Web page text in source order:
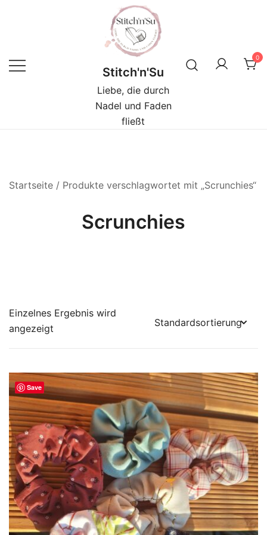
Stitch'n'Su
Liebe, die durch
Nadel und Faden
fließt
0
Startseite / Produkte verschlagwortet mit „Scrunchies“
Scrunchies
Einzelnes Ergebnis wird
angezeigt
Save